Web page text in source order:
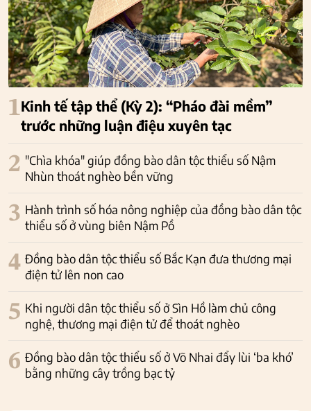
1Kinh tế tập thể (Kỳ 2): “Pháo đài mềm”
trước những luận điệu xuyên tạc
2 "Chìa khóa" giúp đồng bào dân tộc thiểu số Nậm
Nhùn thoát nghèo bền vững
3 Hành trình số hóa nông nghiệp của đồng bào dân tộc
thiểu số ở vùng biên Nậm Pồ
4 Đồng bào dân tộc thiểu số Bắc Kạn đưa thương mại
điện tử lên non cao
5 Khi người dân tộc thiểu số ở Sìn Hồ làm chủ công
nghệ, thương mại điện tử để thoát nghèo
6 Đồng bào dân tộc thiểu số ở Võ Nhai đẩy lùi ‘ba khó’
bằng những cây trồng bạc tỷ